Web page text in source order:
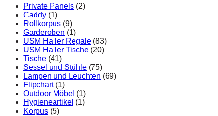
Private Panels (2)
Caddy (1)
Rollkorpus (9)
Garderoben (1)
USM Haller Regale (83)
USM Haller Tische (20)
Tische (41)
Sessel und Stühle (75)
Lampen und Leuchten (69)
Flipchart (1)
Outdoor Möbel (1)
Hygieneartikel (1)
Korpus (5)